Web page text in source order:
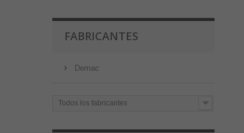
FABRICANTES
Demac
Todos los fabricantes